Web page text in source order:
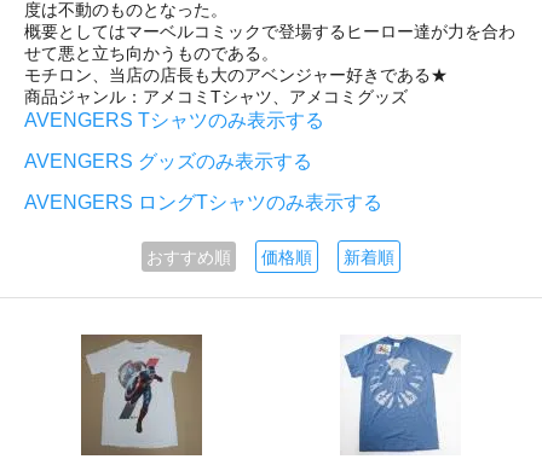
度は不動のものとなった。
概要としてはマーベルコミックで登場するヒーロー達が力を合わ
せて悪と立ち向かうものである。
モチロン、当店の店長も大のアベンジャー好きである★
商品ジャンル：アメコミTシャツ、アメコミグッズ
AVENGERS Tシャツのみ表示する
AVENGERS グッズのみ表示する
AVENGERS ロングTシャツのみ表示する
おすすめ順 価格順 新着順